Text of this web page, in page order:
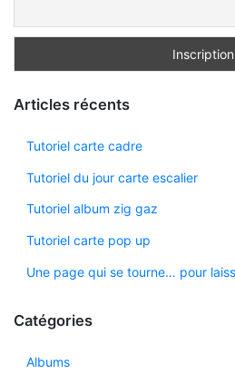
Articles récents
Tutoriel carte cadre
Tutoriel du jour carte escalier
Tutoriel album zig gaz
Tutoriel carte pop up
Une page qui se tourne… pour
Catégories
Albums